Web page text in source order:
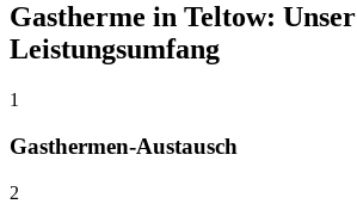
Gastherme in Teltow: Unser
Leistungsumfang
1
Gasthermen-Austausch
2